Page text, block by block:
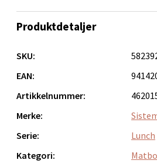
Prisen gjelder for 1 stk.
Kommenter med ønsket farge i
ditt ønske.
Produktdetaljer
SKU:
EAN:
Artikkelnummer:
Merke:
Serie:
Lunch
Kategori:
Åpent i dag 10-21
0 i butikk
Kristiansand -
Åpent i dag 09-18